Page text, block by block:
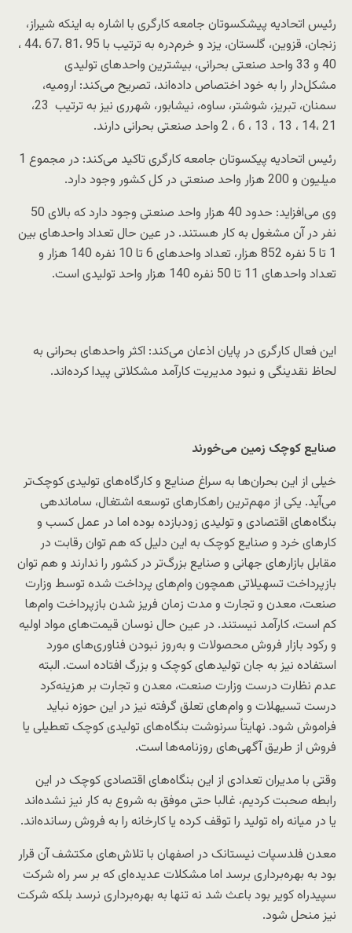
رئیس اتحادیه پیشکسوتان جامعه کارگری با اشاره به اینکه شیراز،
زنجان، قزوین، گلستان، یزد و خرم‌دره به ترتیب با 95 ،81 ،67 ،44 ،
40 و 33 واحد صنعتی بحرانی، بیشترین واحدهای تولیدی
مشکل‌دار را به خود اختصاص داده‌اند، تصریح می‌کند: ارومیه،
سمنان، تبریز، شوشتر، ساوه، نیشابور، شهرری نیز به ترتیب 23،
21 ،14 ، 13 ، 13 ، 6 ، 2 واحد صنعتی بحرانی دارند.
رئیس اتحادیه پیکسوتان جامعه کارگری تاکید می‌کند: در مجموع 1
میلیون و 200 هزار واحد صنعتی در کل کشور وجود دارد.
وی می‌افزاید: حدود 40 هزار واحد صنعتی وجود دارد که بالای 50
نفر در آن مشغول به کار هستند. در عین حال تعداد واحدهای بین
1 تا 5 نفره 852 هزار، تعداد واحدهای 6 تا 10 نفره 140 هزار و
تعداد واحدهای 11 تا 50 نفره 140 هزار واحد تولیدی است.
این فعال کارگری در پایان اذعان می‌کند: اکثر واحدهای بحرانی به
لحاظ نقدینگی و نبود مدیریت کارآمد مشکلاتی پیدا کرده‌اند.
صنایع کوچک زمین می‌خورند
خیلی از این بحران‌ها به سراغ صنایع و کارگاه‌های تولیدی کوچک‌تر
می‌آید. یکی از مهم‌ترین راهکارهای توسعه اشتغال، ساماندهی
بنگاه‌های اقتصادی و تولیدی زودبازده بوده اما در عمل کسب و
کارهای خرد و صنایع کوچک به این دلیل که هم توان رقابت در
مقابل بازارهای جهانی و صنایع بزرگ‌تر در کشور را ندارند و هم توان
بازپرداخت تسهیلاتی همچون وام‌های پرداخت شده توسط وزارت
صنعت، معدن و تجارت و مدت زمان فریز شدن بازپرداخت وام‌ها
کم است، کارآمد نیستند. در عین حال نوسان قیمت‌های مواد اولیه
و رکود بازار فروش محصولات و به‌روز نبودن فناوری‌های مورد
استفاده نیز به جان تولیدهای کوچک و بزرگ افتاده است. البته
عدم نظارت درست وزارت صنعت، معدن و تجارت بر هزینه‌کرد
درست تسیهلات و وام‌های تعلق گرفته نیز در این حوزه نباید
فراموش شود. نهایتاً سرنوشت بنگاه‌های تولیدی کوچک تعطیلی یا
فروش از طریق آگهی‌های روزنامه‌ها است.
وقتی با مدیران تعدادی از این بنگاه‌های اقتصادی کوچک در این
رابطه صحبت کردیم، غالبا حتی موفق به شروع به کار نیز نشده‌اند
یا در میانه راه تولید را توقف کرده یا کارخانه را به فروش رسانده‌اند.
معدن فلدسپات نیستانک در اصفهان با تلاش‌‌های مکتشف آن قرار
بود به بهره‌برداری برسد اما مشکلات عدیده‌ای که بر سر راه شرکت
سپیدراه کویر بود باعث شد نه تنها به بهره‌برداری نرسد بلکه شرکت
نیز منحل شود.